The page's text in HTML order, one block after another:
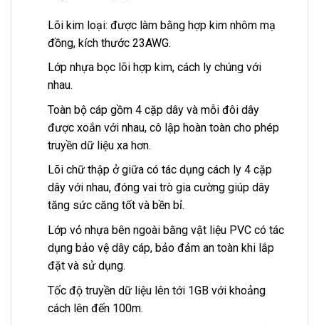
Lõi kim loại: được làm bằng hợp kim nhôm mạ
đồng, kích thước 23AWG.
Lớp nhựa bọc lõi hợp kim, cách ly chúng với
nhau.
Toàn bộ cáp gồm 4 cặp dây và mỗi đôi dây
được xoắn với nhau, cô lập hoàn toàn cho phép
truyền dữ liệu xa hơn.
Lõi chữ thập ở giữa có tác dụng cách ly 4 cặp
dây với nhau, đóng vai trò gia cường giúp dây
tăng sức căng tốt và bền bỉ.
Lớp vỏ nhựa bên ngoài bằng vật liệu PVC có tác
dụng bảo vệ dây cáp, bảo đảm an toàn khi lắp
đặt và sử dụng.
Tốc độ truyền dữ liệu lên tới 1GB với khoảng
cách lên đến 100m.